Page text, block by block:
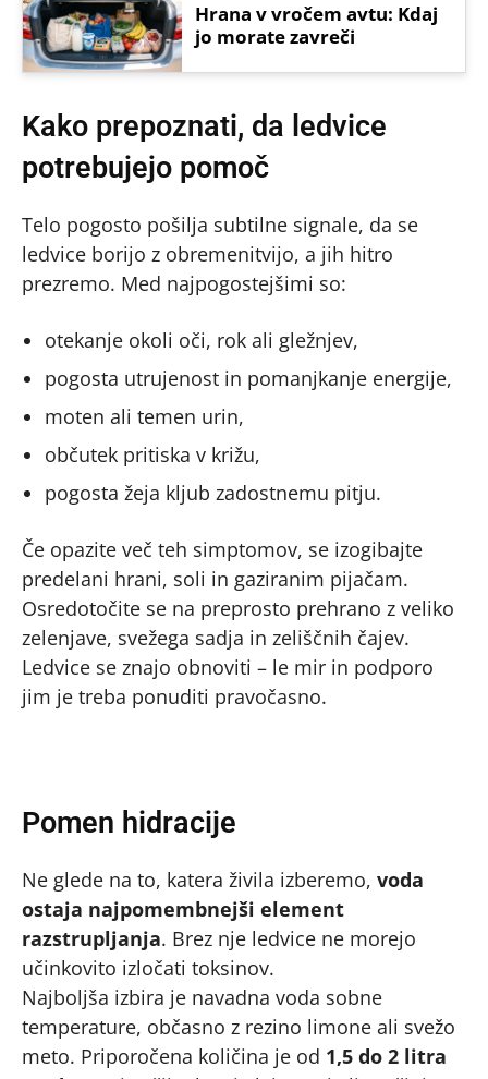
Hrana v vročem avtu: Kdaj
jo morate zavreči
Kako prepoznati, da ledvice
potrebujejo pomoč
Telo pogosto pošilja subtilne signale, da se
ledvice borijo z obremenitvijo, a jih hitro
prezremo. Med najpogostejšimi so:
otekanje okoli oči, rok ali gležnjev,
pogosta utrujenost in pomanjkanje energije,
moten ali temen urin,
občutek pritiska v križu,
pogosta žeja kljub zadostnemu pitju.
Če opazite več teh simptomov, se izogibajte
predelani hrani, soli in gaziranim pijačam.
Osredotočite se na preprosto prehrano z veliko
zelenjave, svežega sadja in zeliščnih čajev.
Ledvice se znajo obnoviti – le mir in podporo
jim je treba ponuditi pravočasno.
Pomen hidracije
Ne glede na to, katera živila izberemo, voda
ostaja najpomembnejši element
razstrupljanja. Brez nje ledvice ne morejo
učinkovito izločati toksinov.
Najboljša izbira je navadna voda sobne
temperature, občasno z rezino limone ali svežo
meto. Priporočena količina je od 1,5 do 2 litra